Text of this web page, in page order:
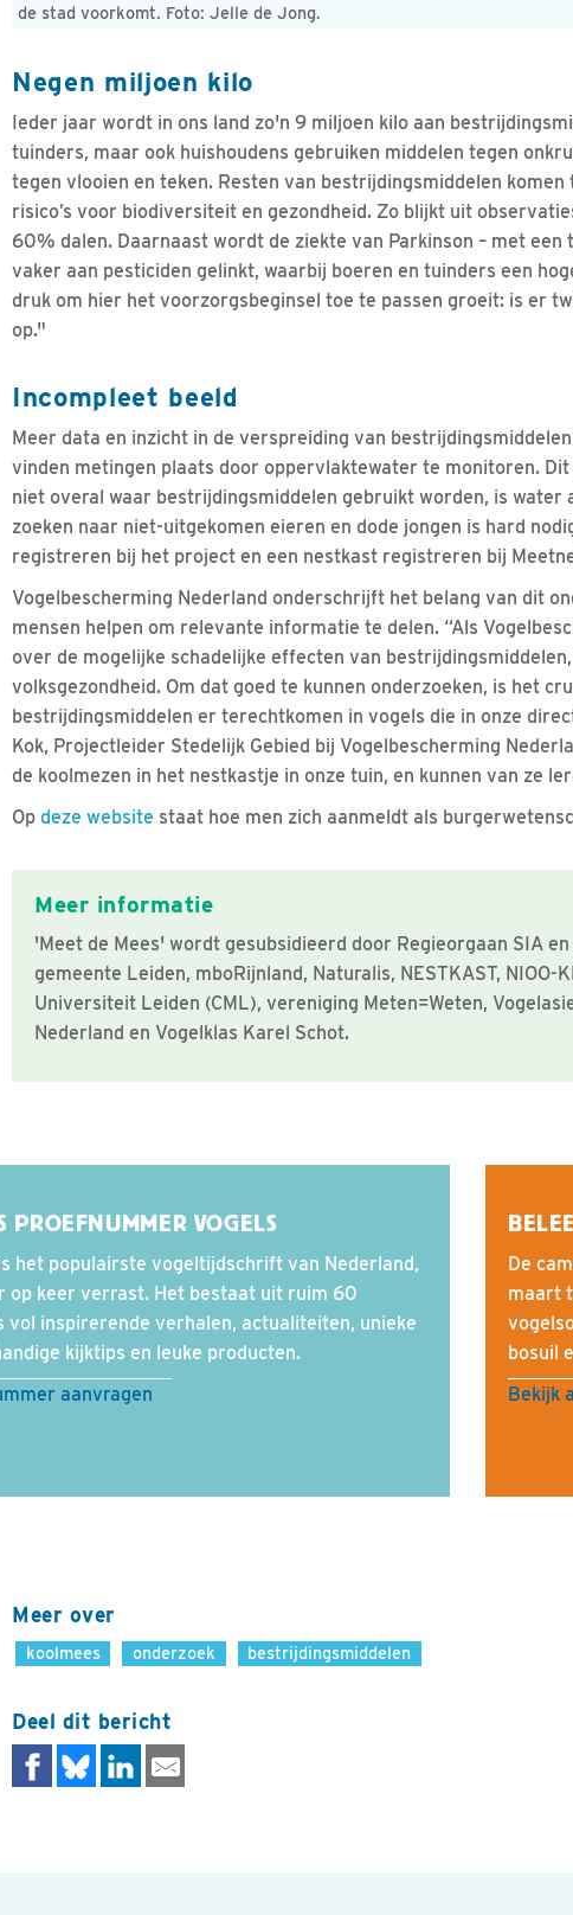
de stad voorkomt. Foto: Jelle de Jong.
Negen miljoen kilo
Ieder jaar wordt in ons land zo'n 9 miljoen kilo aan
tuinders, maar ook huishoudens gebruiken middelen tegen
tegen vlooien en teken. Resten van bestrijdingsmiddelen
risico’s voor biodiversiteit en gezondheid. Zo blijkt uit
60% dalen. Daarnaast wordt de ziekte van Parkinson – met
vaker aan pesticiden gelinkt, waarbij boeren en tuinders een
druk om hier het voorzorgsbeginsel toe te passen groeit: is er
op."
Incompleet beeld
Meer data en inzicht in de verspreiding van
vinden metingen plaats door oppervlaktewater te monitoren.
niet overal waar bestrijdingsmiddelen gebruikt worden, is water
zoeken naar niet-uitgekomen eieren en dode jongen is hard
registreren bij het project en een nestkast registreren bij
Vogelbescherming Nederland onderschrijft het belang van dit
mensen helpen om relevante informatie te delen. “Als
over de mogelijke schadelijke effecten van
volksgezondheid. Om dat goed te kunnen onderzoeken, is het
bestrijdingsmiddelen er terechtkomen in vogels die in onze
Kok, Projectleider Stedelijk Gebied bij Vogelbescherming
de koolmezen in het nestkastje in onze tuin, en kunnen van ze
Op deze website staat hoe men zich aanmeldt als
Meer informatie
'Meet de Mees' wordt gesubsidieerd door Regieorgaan SIA
gemeente Leiden, mboRijnland, Naturalis, NESTKAST, NIOO-
Universiteit Leiden (CML), vereniging Meten=Weten,
Nederland en Vogelklas Karel Schot.
PROEFNUMMER VOGELS
het populairste vogeltijdschrift van Nederland,
op keer verrast. Het bestaat uit ruim 60
vol inspirerende verhalen, actualiteiten, unieke
kijktips en leuke producten.
aanvragen
De
maart
bosuil
Bekijk
Meer over
koolmees onderzoek bestrijdingsmiddelen
Deel dit bericht